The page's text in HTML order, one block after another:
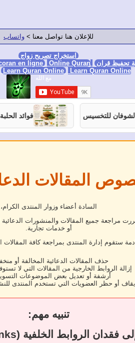
للإعلان هنا تواصل معنا > واتساب
استخراج تصريح زواج
تحفيظ قران en ligne Online Quran
Learn Quran Online Learn Quran Online
فوائد الحلبة للتخسيس
المقالات
السادة أعضاء وزوار المنتدى الكرام،
جميع المقالات والمنشورات
أو خدمات تجارية.
ستقوم إدارة المنتدى بمراجعة كافة
حذف المقالات الدعائية المخالفة أو
إزالة الروابط الخارجية من المقالات التي لا
أرشفة أو تعديل بعض الموضوعات
أو حظر العضويات التي تستخدم المنتدى
تنبيه مهم: